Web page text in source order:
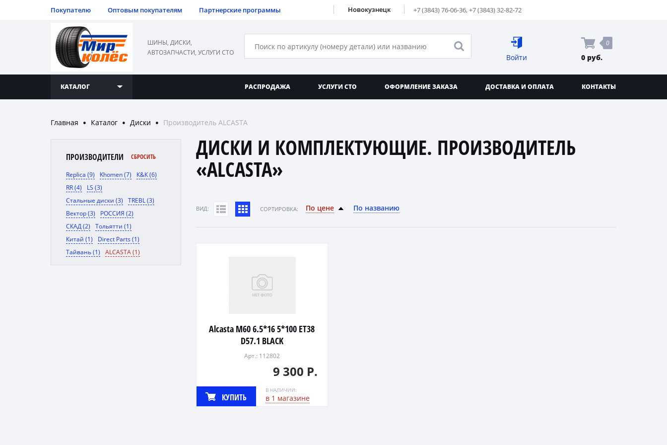
Покупателю Оптовым покупателям Партнерские программы Новокузнецк +7 (3843) 76-06-36,+7 (3843) 32-82-72
ШИНЫ, ДИСКИ,
АВТОЗАПЧАСТИ, УСЛУГИ СТО
Войти
0
0 руб.
КАТАЛОГ РАСПРОДАЖА УСЛУГИ СТО ОФОРМЛЕНИЕ ЗАКАЗА ДОСТАВКА И ОПЛАТА КОНТАКТЫ
Главная ● Каталог ● Диски ● Производитель ALCASTA
ПРОИЗВОДИТЕЛИ СБРОСИТЬ
Replica (9) Khomen (7)
К&К (6)
RR (4)
LS (3)
Стальные диски (3)
TREBL (3)
Вектор (3)
РОССИЯ (2)
СКАД (2)
Тольятти (1)
Китай (1)
Direct Parts (1)
Тайвань (1)
ALCASTA (1)
ДИСКИ И КОМПЛЕКТУЮЩИЕ. ПРОИЗВОДИТЕЛЬ
«ALCASTA»
ВИД: CОРТИРОВКА: По цене По названию
Alcasta M60 6.5*16 5*100 ET38
D57.1 BLACK
Арт.: 112802
9 300 Р.
КУПИТЬ
В НАЛИЧИИ:
в 1 магазине